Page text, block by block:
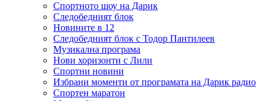
Спортното шоу на Дарик
Следобедният блок
Новините в 12
Следобедният блок с Тодор Пантилеев
Музикална програма
Нови хоризонти с Лили
Спортни новини
Избрани моменти от програмата на Дарик радио
Спортен маратон